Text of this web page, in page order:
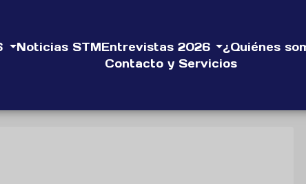
Noticias STMEntrevistas 2026 ¿Quiénes
Contacto y Servicios